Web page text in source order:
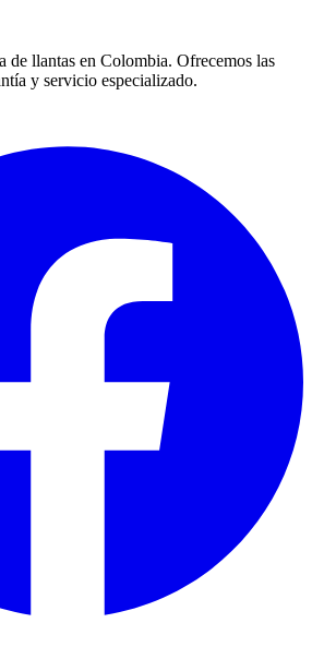
de llantas en Colombia. Ofrecemos las
y servicio especializado.